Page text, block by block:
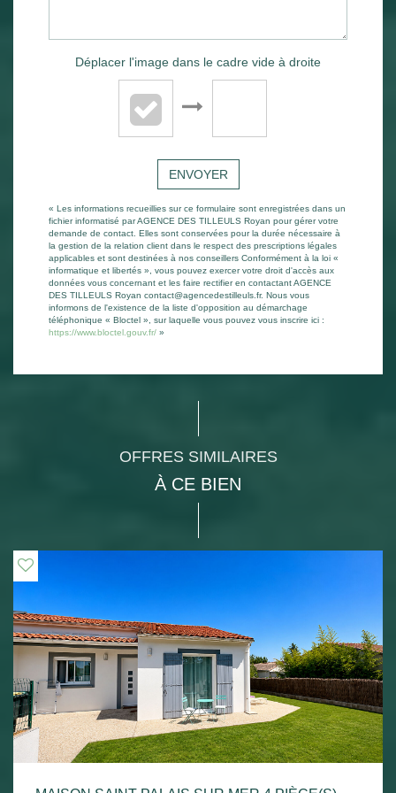
Déplacer l'image dans le cadre vide à droite
ENVOYER
« Les informations recueillies sur ce formulaire sont enregistrées dans un
fichier informatisé par AGENCE DES TILLEULS Royan pour gérer votre
demande de contact. Elles sont conservées pour la durée nécessaire à
la gestion de la relation client dans le respect des prescriptions légales
applicables et sont destinées à nos conseillers Conformément à la loi «
informatique et libertés », vous pouvez exercer votre droit d'accès aux
données vous concernant et les faire rectifier en contactant AGENCE
DES TILLEULS Royan contact@agencedestilleuls.fr. Nous vous
informons de l'existence de la liste d'opposition au démarchage
téléphonique « Bloctel », sur laquelle vous pouvez vous inscrire ici :
https://www.bloctel.gouv.fr/ »
OFFRES SIMILAIRES
À CE BIEN